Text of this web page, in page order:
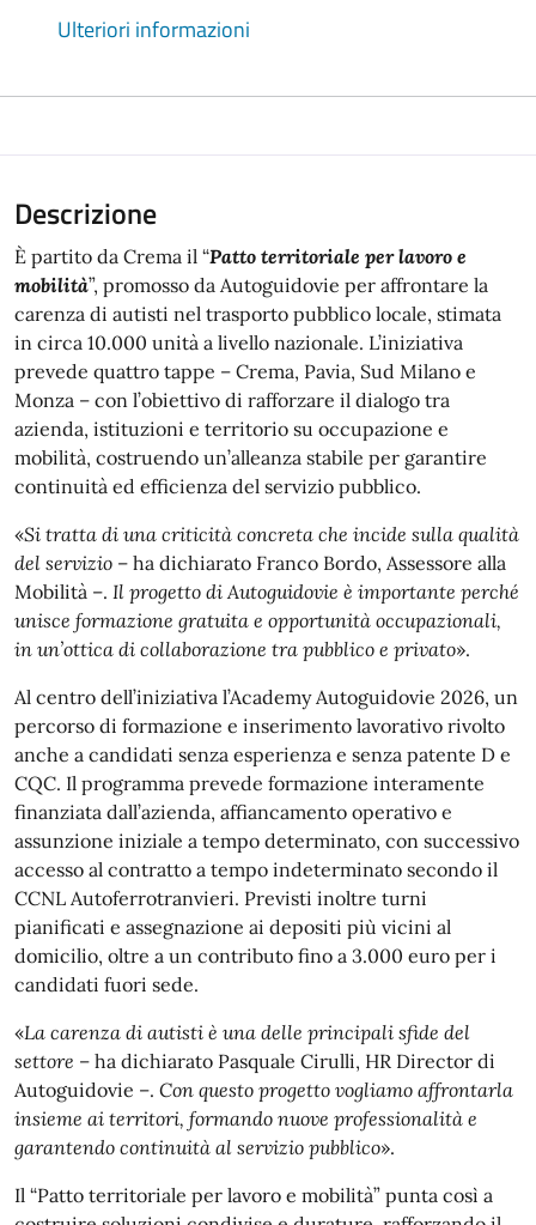
Ulteriori informazioni
Descrizione
È partito da Crema il “Patto territoriale per lavoro e
mobilità”, promosso da Autoguidovie per affrontare la
carenza di autisti nel trasporto pubblico locale, stimata
in circa 10.000 unità a livello nazionale. L’iniziativa
prevede quattro tappe – Crema, Pavia, Sud Milano e
Monza – con l’obiettivo di rafforzare il dialogo tra
azienda, istituzioni e territorio su occupazione e
mobilità, costruendo un’alleanza stabile per garantire
continuità ed efficienza del servizio pubblico.
«Si tratta di una criticità concreta che incide sulla qualità
del servizio – ha dichiarato Franco Bordo, Assessore alla
Mobilità –. Il progetto di Autoguidovie è importante perché
unisce formazione gratuita e opportunità occupazionali,
in un’ottica di collaborazione tra pubblico e privato».
Al centro dell’iniziativa l’Academy Autoguidovie 2026, un
percorso di formazione e inserimento lavorativo rivolto
anche a candidati senza esperienza e senza patente D e
CQC. Il programma prevede formazione interamente
finanziata dall’azienda, affiancamento operativo e
assunzione iniziale a tempo determinato, con successivo
accesso al contratto a tempo indeterminato secondo il
CCNL Autoferrotranvieri. Previsti inoltre turni
pianificati e assegnazione ai depositi più vicini al
domicilio, oltre a un contributo fino a 3.000 euro per i
candidati fuori sede.
«La carenza di autisti è una delle principali sfide del
settore – ha dichiarato Pasquale Cirulli, HR Director di
Autoguidovie –. Con questo progetto vogliamo affrontarla
insieme ai territori, formando nuove professionalità e
garantendo continuità al servizio pubblico».
Il “Patto territoriale per lavoro e mobilità” punta così a